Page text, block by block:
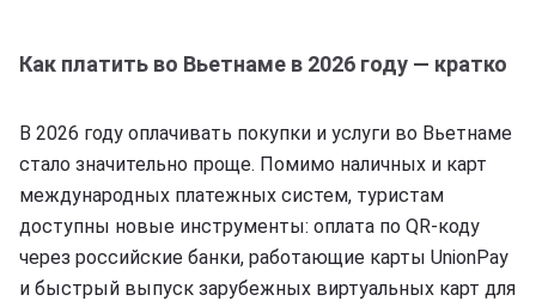
Как платить во Вьетнаме в 2026 году — кратко
В 2026 году оплачивать покупки и услуги во Вьетнаме
стало значительно проще. Помимо наличных и карт
международных платежных систем, туристам
доступны новые инструменты: оплата по QR-коду
через российские банки, работающие карты UnionPay
и быстрый выпуск зарубежных виртуальных карт для